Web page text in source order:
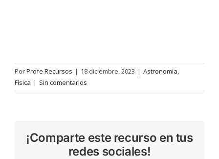
PorProfe Recursos | 18 diciembre, 2023 | Astronomia,
Física | Sin comentarios
¡Comparte este recurso en tus
redes sociales!